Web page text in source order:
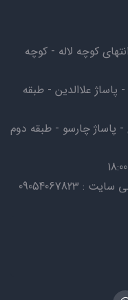
کوچه لاله - کوچه
علاالدین - طبقه
پاساژ چارسو - طبقه دوم